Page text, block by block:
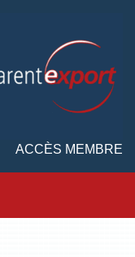
ACCÈS MEMBRE